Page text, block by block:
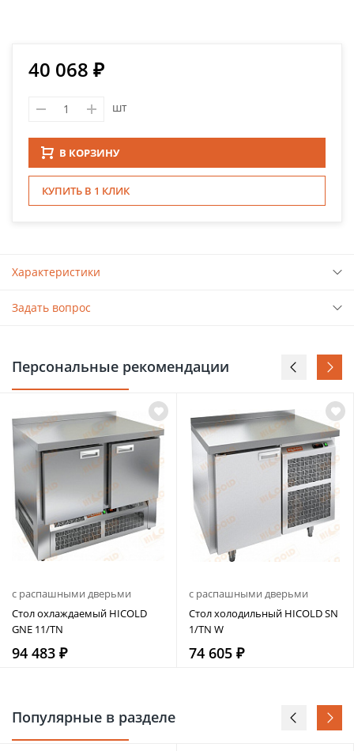
40 068 ₽
шт
В КОРЗИНУ
КУПИТЬ В 1 КЛИК
Характеристики
Задать вопрос
Персональные рекомендации
с распашными дверьми
Стол охлаждаемый HICOLD
GNE 11/TN
94 483 ₽
с распашными дверьми
Стол холодильный HICOLD SN
1/TN W
74 605 ₽
Популярные в разделе